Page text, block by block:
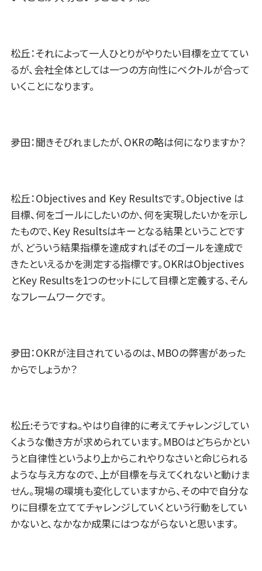
松丘：それによって一人ひとりがやりたい目標を立ててい
るが、会社全体としては一つの方向性にベクトルが合って
いくことになります。
夛田：聞きそびれましたが、OKRの略は何になりますか？
松丘：Objectives and Key Resultsです。Objective は
目標、何をゴールにしたいのか、何を実現したいかを示し
たもので、Key Resultsはキーとなる結果ということです
が、どういう結果指標を達成すればそのゴールを達成で
きたといえるかを測定する指標です。OKRはObjectives
とKey Resultsを1つのセットにして目標と定義する、そん
なフレームワークです。
夛田：OKRが注目されているのは、MBOの弊害があった
からでしょうか？
松丘:そうですね。やはり自律的に考えてチャレンジしてい
くような働き方が求められています。MBOはどちらかとい
うと自律性というより上からこれやりなさいと命じられる
ような与え方なので、上が目標を与えてくれないと動けま
せん。現場の環境も変化していますから、その中で自分な
りに目標を立ててチャレンジしていくという行動をしてい
かないと、なかなか成果にはつながらないと思います。